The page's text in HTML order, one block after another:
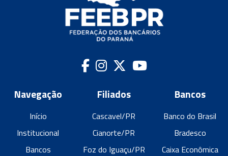
Navegação
Início
Institucional
Bancos
Filiados
Cascavel/PR
Cianorte/PR
Foz do Iguaçu/PR
Bancos
Banco do Brasil
Bradesco
Caixa Econômica